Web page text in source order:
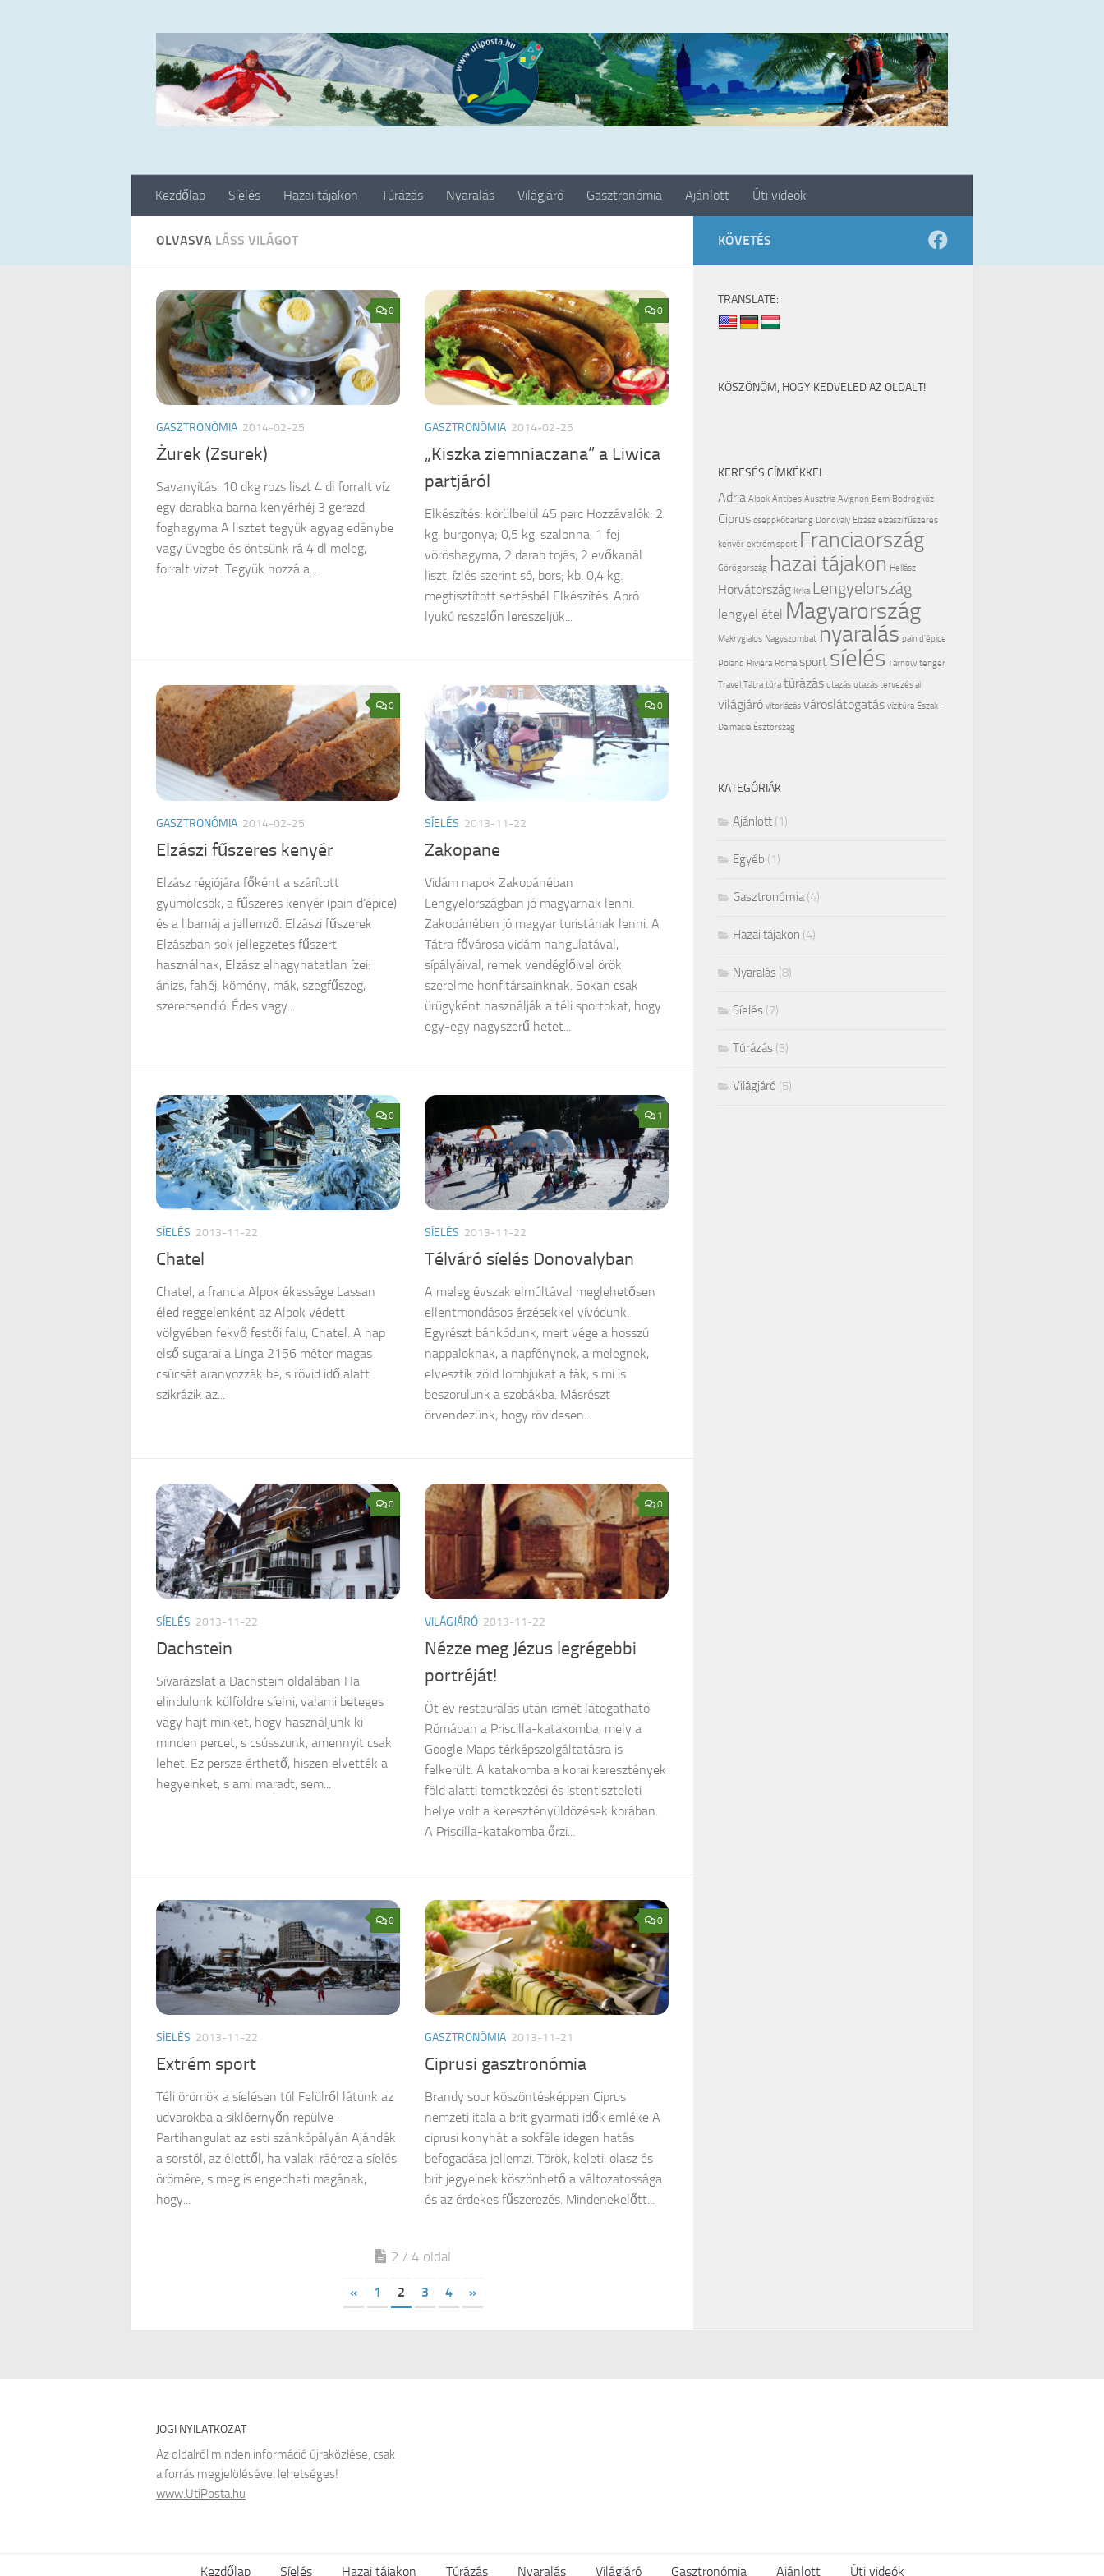
Kezdőlap Síelés Hazai tájakon Túrázás Nyaralás Világjáró Gasztronómia Ajánlott Úti videók
OLVASVA LÁSS VILÁGOT
0
GASZTRONÓMIA 2014-02-25
Żurek (Zsurek)
Savanyítás: 10 dkg rozs liszt 4 dl forralt víz
egy darabka barna kenyérhéj 3 gerezd
foghagyma A lisztet tegyük agyag edénybe
vagy üvegbe és öntsünk rá 4 dl meleg,
forralt vizet. Tegyük hozzá a...
0
GASZTRONÓMIA 2014-02-25
„Kiszka ziemniaczana” a Liwica
partjáról
Elkészítés: körülbelül 45 perc Hozzávalók: 2
kg. burgonya; 0,5 kg. szalonna, 1 fej
vöröshagyma, 2 darab tojás, 2 evőkanál
liszt, ízlés szerint só, bors; kb. 0,4 kg.
megtisztított sertésbél Elkészítés: Apró
lyukú reszelőn lereszeljük...
0
GASZTRONÓMIA 2014-02-25
Elzászi fűszeres kenyér
Elzász régiójára főként a szárított
gyümölcsök, a fűszeres kenyér (pain d’épice)
és a libamáj a jellemző. Elzászi fűszerek
Elzászban sok jellegzetes fűszert
használnak, Elzász elhagyhatatlan ízei:
ánizs, fahéj, kömény, mák, szegfűszeg,
szerecsendió. Édes vagy...
0
SÍELÉS 2013-11-22
Zakopane
Vidám napok Zakopánéban
Lengyelországban jó magyarnak lenni.
Zakopánében jó magyar turistának lenni. A
Tátra fővárosa vidám hangulatával,
sípályáival, remek vendéglőivel örök
szerelme honfitársainknak. Sokan csak
ürügyként használják a téli sportokat, hogy
egy-egy nagyszerű hetet...
0
SÍELÉS 2013-11-22
Chatel
Chatel, a francia Alpok ékessége Lassan
éled reggelenként az Alpok védett
völgyében fekvő festői falu, Chatel. A nap
első sugarai a Linga 2156 méter magas
csúcsát aranyozzák be, s rövid idő alatt
szikrázik az...
1
SÍELÉS 2013-11-22
Télváró síelés Donovalyban
A meleg évszak elmúltával meglehetősen
ellentmondásos érzésekkel vívódunk.
Egyrészt bánkódunk, mert vége a hosszú
nappaloknak, a napfénynek, a melegnek,
elvesztik zöld lombjukat a fák, s mi is
beszorulunk a szobákba. Másrészt
örvendezünk, hogy rövidesen...
0
SÍELÉS 2013-11-22
Dachstein
Sívarázslat a Dachstein oldalában Ha
elindulunk külföldre síelni, valami beteges
vágy hajt minket, hogy használjunk ki
minden percet, s csússzunk, amennyit csak
lehet. Ez persze érthető, hiszen elvették a
hegyeinket, s ami maradt, sem...
0
VILÁGJÁRÓ 2013-11-22
Nézze meg Jézus legrégebbi
portréját!
Öt év restaurálás után ismét látogatható
Rómában a Priscilla-katakomba, mely a
Google Maps térképszolgáltatásra is
felkerült. A katakomba a korai keresztények
föld alatti temetkezési és istentiszteleti
helye volt a keresztényüldözések korában.
A Priscilla-katakomba őrzi...
0
SÍELÉS 2013-11-22
Extrém sport
Téli örömök a síelésen túl Felülről látunk az
udvarokba a siklóernyőn repülve ·
Partihangulat az esti szánkópályán Ajándék
a sorstól, az élettől, ha valaki ráérez a síelés
örömére, s meg is engedheti magának,
hogy...
0
GASZTRONÓMIA 2013-11-21
Ciprusi gasztronómia
Brandy sour köszöntésképpen Ciprus
nemzeti itala a brit gyarmati idők emléke A
ciprusi konyhát a sokféle idegen hatás
befogadása jellemzi. Török, keleti, olasz és
brit jegyeinek köszönhető a változatossága
és az érdekes fűszerezés. Mindenekelőtt...
2 / 4 oldal
« 1 2 3 4 »
KÖVETÉS
TRANSLATE:
KÖSZÖNÖM, HOGY KEDVELED AZ OLDALT!
KERESÉS CÍMKÉKKEL
Adria Alpok Antibes Ausztria Avignon Bem Bodrogköz
Ciprus cseppkőbarlang Donovaly Elzász elzászi fűszeres
kenyér extrém sport Franciaország
Görögország hazai tájakon Hellász
Horvátország Krka Lengyelország
lengyel étel Magyarország
Makrygialos Nagyszombat nyaralás pain d'épice
Poland Riviéra Róma sport síelés Tarnów tenger
Travel Tátra túra túrázás utazás utazás tervezés ai
világjáró vitorlázás városlátogatás vízitúra Észak-
Dalmácia Észtország
KATEGÓRIÁK
Ajánlott (1)
Egyéb (1)
Gasztronómia(4)
Hazai tájakon (4)
Nyaralás (8)
Síelés (7)
Túrázás (3)
Világjáró (5)
JOGI NYILATKOZAT
Az oldalról minden információ újraközlése, csak
a forrás megjelölésével lehetséges!
www.UtiPosta.hu
Kezdőlap Síelés Hazai tájakon Túrázás Nyaralás Világjáró Gasztronómia Ajánlott Úti videók